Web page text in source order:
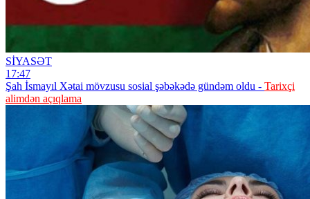
SİYASƏT
17:47
Şah İsmayıl Xətai mövzusu sosial şəbəkədə gündəm oldu - Tarixçi
alimdən açıqlama